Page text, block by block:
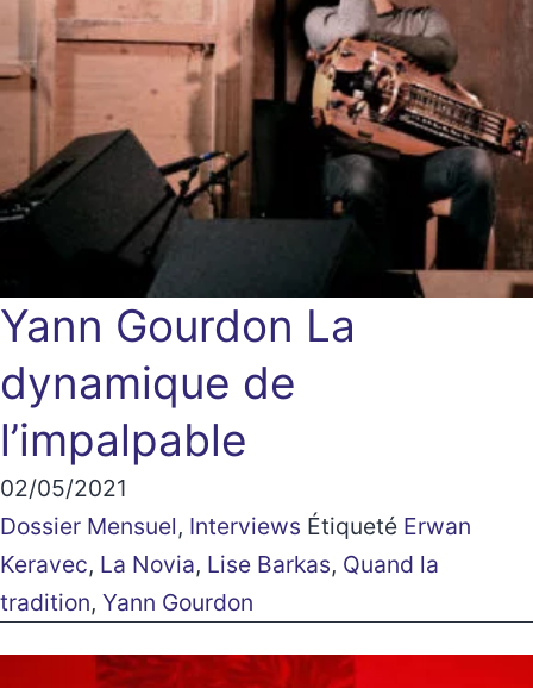
Yann Gourdon La
dynamique de
l’impalpable
02/05/2021
Dossier Mensuel, Interviews Étiqueté Erwan
Keravec, La Novia, Lise Barkas, Quand la
tradition, Yann Gourdon